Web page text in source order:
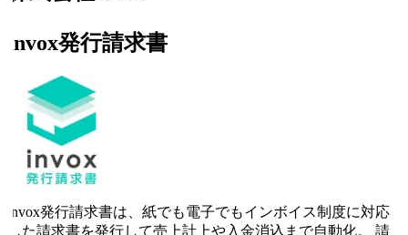
発行請求書
発行請求書は、紙でも電子でもインボイス制度に対応
た請求書を発行して売上計上や入金消込まで自動化。 請